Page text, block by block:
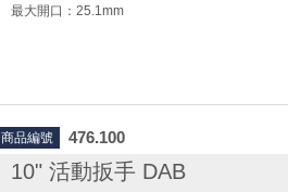
最大開口：25.1mm
商品編號 476.100
10" 活動扳手 DAB